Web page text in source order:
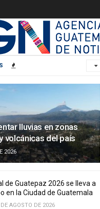
lluvias en zonas
volcánicas del país
2026
de Guatepaz 2026 se lleva a
en la Ciudad de Guatemala
AGOSTO DE 2026